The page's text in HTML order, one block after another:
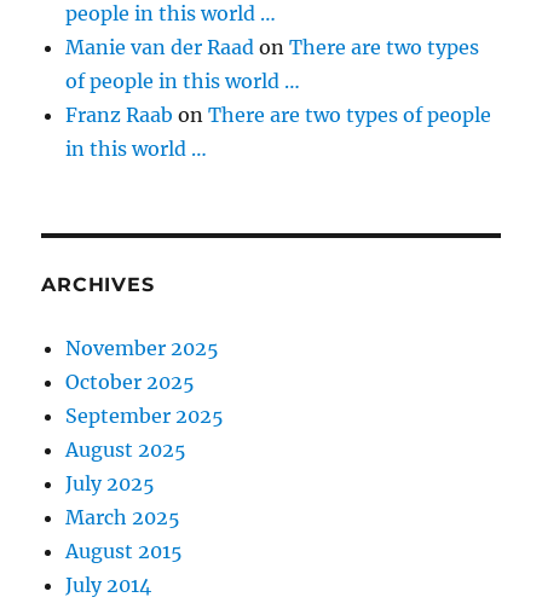
people in this world …
Manie van der Raad onThere are two types
of people in this world …
Franz Raab onThere are two types of people
in this world …
ARCHIVES
November 2025
October 2025
September 2025
August 2025
July 2025
March 2025
August 2015
July 2014